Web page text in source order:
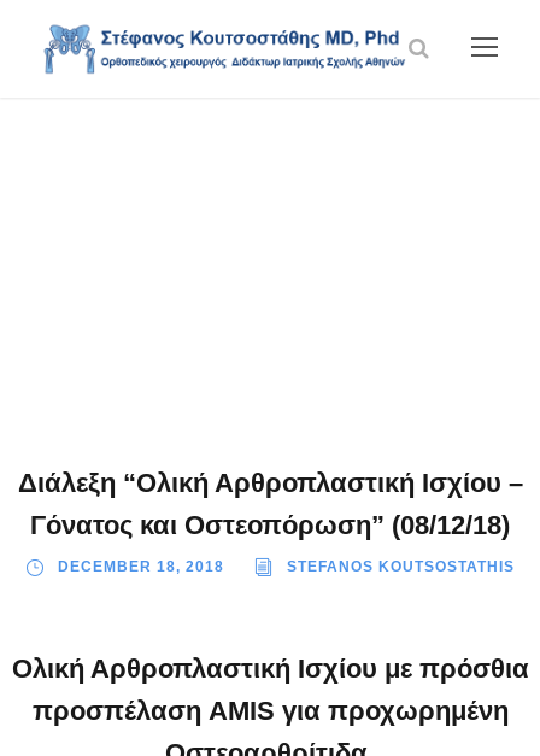
Διάλεξη “Ολική Αρθροπλαστική Ισχίου –
Γόνατος και Οστεοπόρωση” (08/12/18)
DECEMBER 18, 2018 STEFANOS KOUTSOSTATHIS
Ολική Αρθροπλαστική Ισχίου με πρόσθια
προσπέλαση AMIS για προχωρημένη